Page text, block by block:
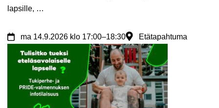
lap­sil­le, …
ma 14.9.2026 klo 17:00–18:30 Etätapahtuma